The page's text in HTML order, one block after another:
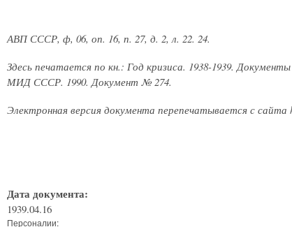
АВП СССР, ф, 06, оп. 16, п. 27, д. 2, л. 22. 24.
Здесь печатается по кн.: Год кризиса. 1938-1939.
МИД СССР. 1990. Документ № 274.
Электронная версия документа перепечатывается с сайта
Дата документа:
1939.04.16
Персоналии: